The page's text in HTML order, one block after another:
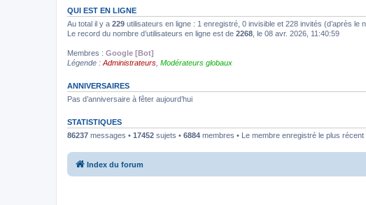
QUI EST EN LIGNE
Au total il y a 229 utilisateurs en ligne : 1 enregistré, 0 invisible et 228 invités (d’après le
Le record du nombre d’utilisateurs en ligne est de 2268 , le 08 avr. 2026, 11:40:59
Membres : Google [Bot]
Légende : Administrateurs Modérateurs globaux
ANNIVERSAIRES
Pas d’anniversaire à fêter aujourd’hui
STATISTIQUES
86237 messages • 17452 sujets • 6884 membres • Le membre enregistré le plus récent
Index du forum